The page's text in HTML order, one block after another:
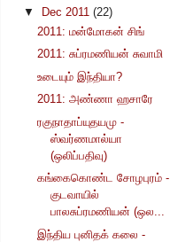
▼ Dec 2011 (22)
2011: மன்மோகன் சிங்
2011: சுப்ரமணியன் சுவாமி
உடையும் இந்தியா?
2011: அண்ணா ஹசாரே
ரகுநாதாப்யுதயமு -
ஸ்வர்ணமால்யா
(ஒலிப்பதிவு)
கங்கைகொண்ட சோழபுரம் -
குடவாயில்
பாலசுப்ரமணியன் (ஒல...
இந்திய புனிதக் கலை -